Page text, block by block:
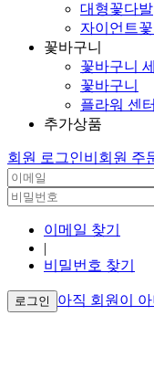
대형꽃다발
자이언트
꽃바구니
꽃바구니
꽃바구니
플라워 센
추가상품
회원 로그인비회원 주
이메일 찾기
|
비밀번호 찾기
로그인 아직 회원이